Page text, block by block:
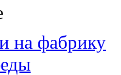
на фабрику